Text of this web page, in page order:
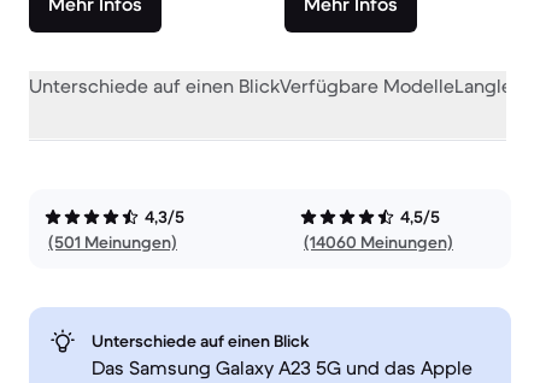
Unterschiede auf einen BlickVerfügbare Modelle
4,3/5
(501 Meinungen)
4,5/5
(14060 Meinungen)
Unterschiede auf einen Blick
Das Samsung Galaxy A23 5G und das Apple